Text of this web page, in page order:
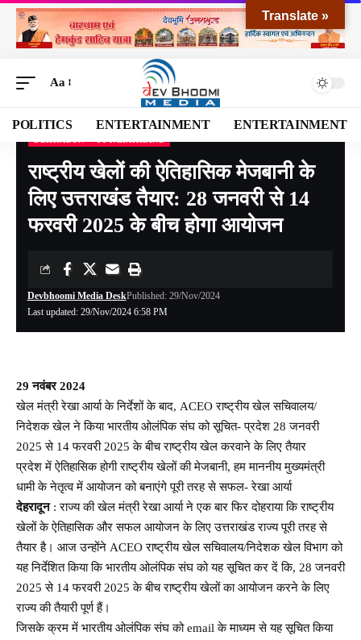
Aa
POLITICS ENTERTAINMENT ENTERTAINMENT
Devbhoomi Media>Blog >NATIONAL>UTTARAKHAND>DEHRADUN
राष्ट्रीय खेलों की ऐतिहासिक मेजबानी के
लिए उत्तराखंड तैयार: 28 जनवरी से 14
फरवरी 2025 के बीच होगा आयोजन
Last updated: 29/Nov/2024 6:58 PM
Devbhoomi Media DeskPublished: 29/Nov/2024
29 नवंबर 2024
खेल मंत्री रेखा आर्या के निर्देशों के बाद, ACEO राष्ट्रीय खेल सचिवालय/
निदेशक खेल ने किया भारतीय ओलंपिक संघ को सूचित- प्रदेश 28 जनवरी
2025 से 14 फरवरी 2025 के बीच राष्ट्रीय खेल करवाने के लिए तैयार
प्रदेश में ऐतिहासिक होगी राष्ट्रीय खेलों की मेजबानी, हम माननीय मुख्यमंत्री
धामी के नेतृत्व में आयोजन को बनाएंगे पूरी तरह से सफल- रेखा आर्या
देहरादून: राज्य की खेल मंत्री रेखा आर्या ने एक बार फिर दोहराया कि राष्ट्रीय
खेलों के ऐतिहासिक और सफल आयोजन के लिए उत्तराखंड राज्य पूरी तरह से
तैयार है। आज उन्होंने ACEO राष्ट्रीय खेल सचिवालय/निदेशक खेल विभाग को
यह निर्देशित किया कि भारतीय ओलंपिक संघ को यह सूचित कर दें कि, 28 जनवरी
2025 से 14 फरवरी 2025 के बीच राष्ट्रीय खेलों का आयोजन करने के लिए
राज्य की तैयारी पूर्ण हैं।
जिसके क्रम में भारतीय ओलंपिक संघ को email के माध्यम से यह सूचित किया
Translate »